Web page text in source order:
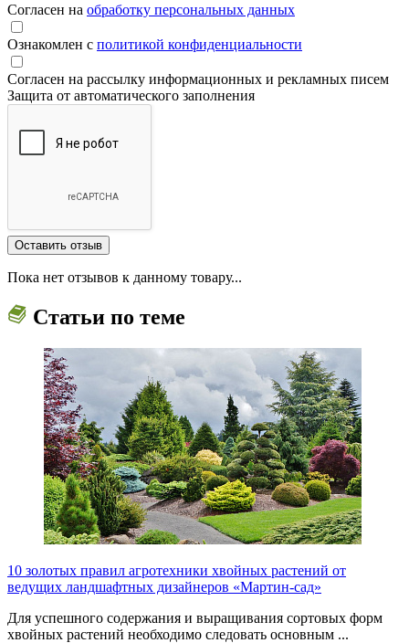
Согласен на обработку персональных данных
Ознакомлен с политикой конфиденциальности
Согласен на рассылку информационных и рекламных писем
Защита от автоматического заполнения
Пока нет отзывов к данному товару...
Статьи по теме
10 золотых правил агротехники хвойных растений от
ведущих ландшафтных дизайнеров «Мартин-сад»
Для успешного содержания и выращивания сортовых форм
хвойных растений необходимо следовать основным ...